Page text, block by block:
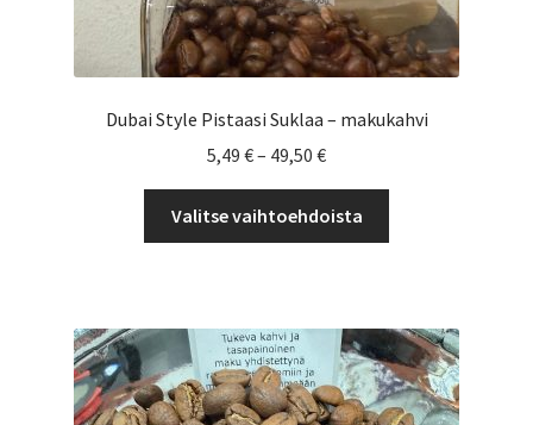
Dubai Style Pistaasi Suklaa – makukahvi
5,49 €– 49,50 €Hintaluokka:
5,49 €
-
49,50 €
Valitse vaihtoehdoista
Voit
tehdä
valinnat